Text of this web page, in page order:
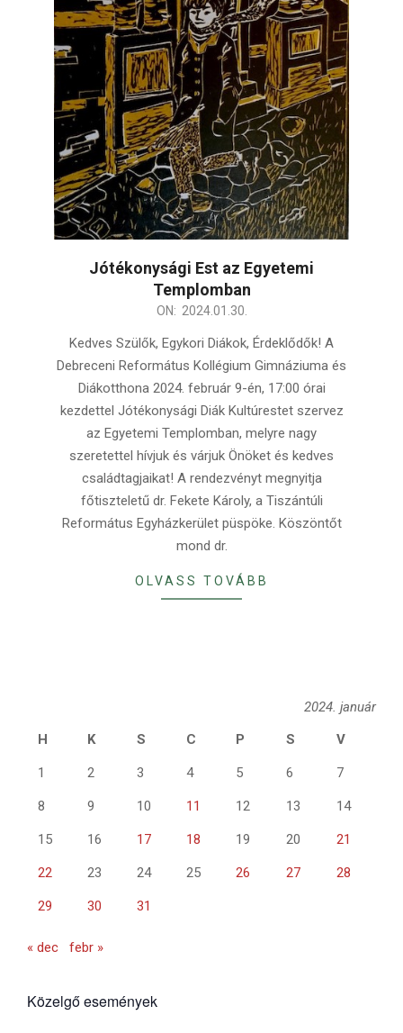
Jótékonysági Est az Egyetemi
Templomban
ON: 2024.01.30.
Kedves Szülők, Egykori Diákok, Érdeklődők! A
Debreceni Református Kollégium Gimnáziuma és
Diákotthona 2024. február 9-én, 17:00 órai
kezdettel Jótékonysági Diák Kultúrestet szervez
az Egyetemi Templomban, melyre nagy
szeretettel hívjuk és várjuk Önöket és kedves
családtagjaikat! A rendezvényt megnyitja
főtiszteletű dr. Fekete Károly, a Tiszántúli
Református Egyházkerület püspöke. Köszöntőt
mond dr.
OLVASS TOVÁBB
2024. január
H
K S C P S V
1 2 3 4 5 6 7
8 9 10 11 12 13 14
15 16 17 18 19 20 21
22 23 24 25 26 27 28
29 30 31
« dec febr »
Közelgő események